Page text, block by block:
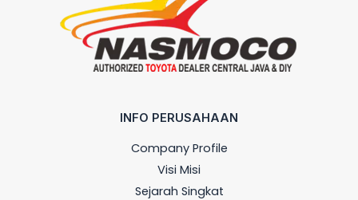
INFO PERUSAHAAN
Company Profile
Visi Misi
Sejarah Singkat